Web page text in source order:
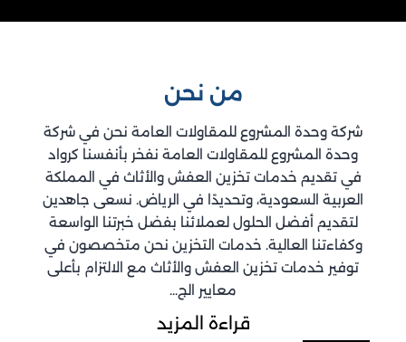
من نحن
شركة وحدة المشروع للمقاولات العامة نحن في شركة
وحدة المشروع للمقاولات العامة نفخر بأنفسنا كرواد
في تقديم خدمات تخزين العفش والأثاث في المملكة
العربية السعودية، وتحديدًا في الرياض. نسعى جاهدين
لتقديم أفضل الحلول لعملائنا بفضل خبرتنا الواسعة
وكفاءتنا العالية. خدمات التخزين نحن متخصصون في
توفير خدمات تخزين العفش والأثاث مع الالتزام بأعلى
معايير الج...
قراءة المزيد